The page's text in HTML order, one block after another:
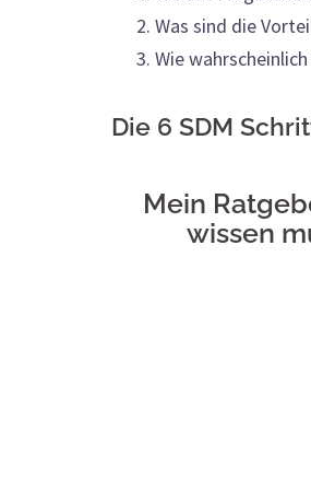
Was sind die
Wie
Die 6 SDM
Mein
wissen